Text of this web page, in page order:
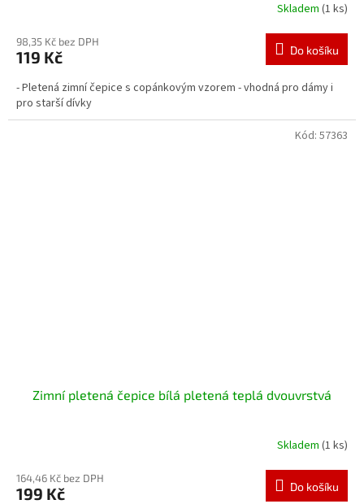
Skladem (1 ks)
98,35 Kč bez DPH
119 Kč Do košíku
- Pletená zimní čepice s copánkovým vzorem - vhodná pro dámy i
pro starší dívky
Zimní pletená čepice bílá pletená teplá dvouvrstvá
Skladem (1 ks)
164,46 Kč bez DPH
199 Kč Do košíku
Kód: 57363